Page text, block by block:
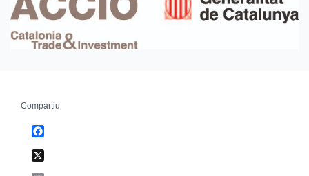
Compartiu